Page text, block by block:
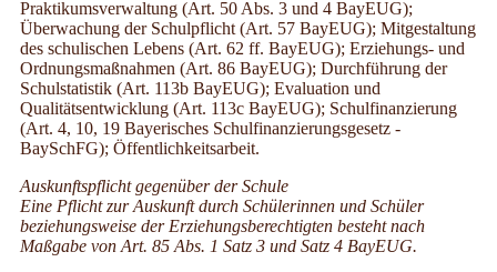
Praktikumsverwaltung (Art. 50 Abs. 3 und 4 BayEUG);
Überwachung der Schulpflicht (Art. 57 BayEUG); Mitgestaltung
des schulischen Lebens (Art. 62 ff. BayEUG); Erziehungs- und
Ordnungsmaßnahmen (Art. 86 BayEUG); Durchführung der
Schulstatistik (Art. 113b BayEUG); Evaluation und
Qualitätsentwicklung (Art. 113c BayEUG); Schulfinanzierung
(Art. 4, 10, 19 Bayerisches Schulfinanzierungsgesetz -
BaySchFG); Öffentlichkeitsarbeit.
Auskunftspflicht gegenüber der Schule
Eine Pflicht zur Auskunft durch Schülerinnen und Schüler
beziehungsweise der Erziehungsberechtigten besteht nach
Maßgabe von Art. 85 Abs. 1 Satz 3 und Satz 4 BayEUG.